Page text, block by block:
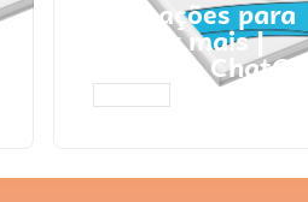
Faça ações para
vender mais |
Prompts ChatGPT